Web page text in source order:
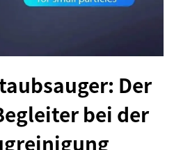
Der
bei der